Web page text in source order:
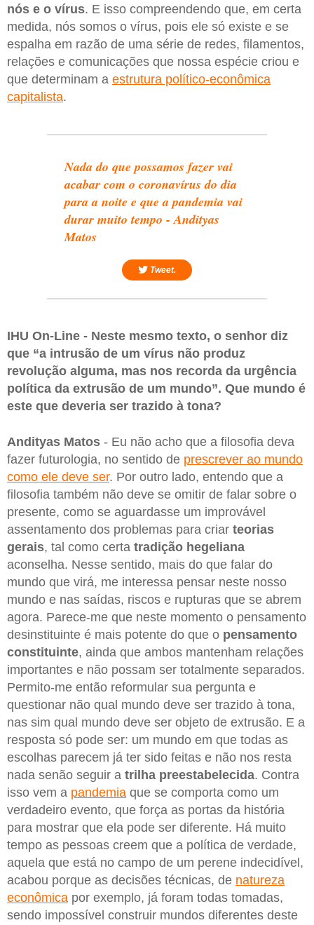
nós e o vírus. E isso compreendendo que, em certa
medida, nós somos o vírus, pois ele só existe e se
espalha em razão de uma série de redes, filamentos,
relações e comunicações que nossa espécie criou e
que determinam a estrutura político-econômica
capitalista.
Nada do que possamos fazer vai
acabar com o coronavírus do dia
para a noite e que a pandemia vai
durar muito tempo - Andityas
Matos
Tweet.
IHU On-Line - Neste mesmo texto, o senhor diz
que “a intrusão de um vírus não produz
revolução alguma, mas nos recorda da urgência
política da extrusão de um mundo”. Que mundo é
este que deveria ser trazido à tona?
Andityas Matos - Eu não acho que a filosofia deva
fazer futurologia, no sentido de prescrever ao mundo
como ele deve ser. Por outro lado, entendo que a
filosofia também não deve se omitir de falar sobre o
presente, como se aguardasse um improvável
assentamento dos problemas para criar teorias
gerais, tal como certa tradição hegeliana
aconselha. Nesse sentido, mais do que falar do
mundo que virá, me interessa pensar neste nosso
mundo e nas saídas, riscos e rupturas que se abrem
agora. Parece-me que neste momento o pensamento
desinstituinte é mais potente do que o pensamento
constituinte, ainda que ambos mantenham relações
importantes e não possam ser totalmente separados.
Permito-me então reformular sua pergunta e
questionar não qual mundo deve ser trazido à tona,
nas sim qual mundo deve ser objeto de extrusão. E a
resposta só pode ser: um mundo em que todas as
escolhas parecem já ter sido feitas e não nos resta
nada senão seguir a trilha preestabelecida. Contra
isso vem a pandemia que se comporta como um
verdadeiro evento, que força as portas da história
para mostrar que ela pode ser diferente. Há muito
tempo as pessoas creem que a política de verdade,
aquela que está no campo de um perene indecidível,
acabou porque as decisões técnicas, de natureza
econômica por exemplo, já foram todas tomadas,
sendo impossível construir mundos diferentes deste